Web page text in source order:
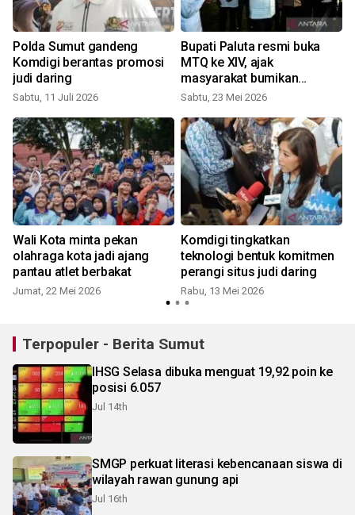
Polda Sumut gandeng
Komdigi berantas promosi
judi daring
Sabtu, 11 Juli 2026
Bupati Paluta resmi buka
MTQ ke XIV, ajak
masyarakat bumikan
Alquran
Sabtu, 23 Mei 2026
Wali Kota minta pekan
olahraga kota jadi ajang
pantau atlet berbakat
Jumat, 22 Mei 2026
Komdigi tingkatkan
teknologi bentuk komitmen
perangi situs judi daring
Rabu, 13 Mei 2026
Terpopuler - Berita Sumut
IHSG Selasa dibuka menguat 19,92 poin ke
posisi 6.057
Jul 14th
SMGP perkuat literasi kebencanaan siswa di
wilayah rawan gunung api
Jul 16th